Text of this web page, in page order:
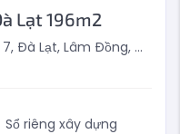
Lạt 196m2
Lâm Đồng, Việt Nam
Sổ riêng xây dựng